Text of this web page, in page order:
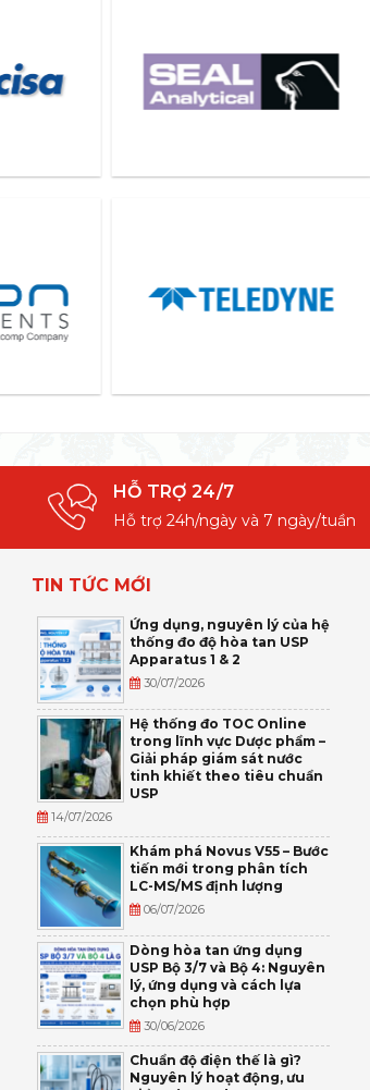
HỖ TRỢ 24/7
Hỗ trợ 24h/ngày và 7 ngày/tuần
TIN TỨC MỚI
Ứng dụng, nguyên lý của hệ
thống đo độ hòa tan USP
Apparatus 1 & 2
30/07/2026
Hệ thống đo TOC Online
trong lĩnh vực Dược phẩm –
Giải pháp giám sát nước
tinh khiết theo tiêu chuẩn
USP
14/07/2026
Khám phá Novus V55 – Bước
tiến mới trong phân tích
LC-MS/MS định lượng
06/07/2026
Dòng hòa tan ứng dụng
USP Bộ 3/7 và Bộ 4: Nguyên
lý, ứng dụng và cách lựa
chọn phù hợp
30/06/2026
Chuẩn độ điện thế là gì?
Nguyên lý hoạt động, ưu